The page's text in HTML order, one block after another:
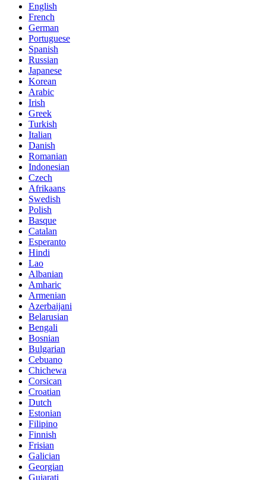
English
French
German
Portuguese
Spanish
Russian
Japanese
Korean
Arabic
Irish
Greek
Turkish
Italian
Danish
Romanian
Indonesian
Czech
Afrikaans
Swedish
Polish
Basque
Catalan
Esperanto
Hindi
Lao
Albanian
Amharic
Armenian
Azerbaijani
Belarusian
Bengali
Bosnian
Bulgarian
Cebuano
Chichewa
Corsican
Croatian
Dutch
Estonian
Filipino
Finnish
Frisian
Galician
Georgian
Gujarati